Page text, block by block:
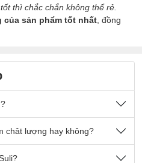
thì chắc chắn không thể rẻ.
của sản phẩm tốt nhất , đồng
trong số kg ở mô tả sản
phù hợp cho tất cả mọi
chât lượng hay không?
loại 1 cao cấp